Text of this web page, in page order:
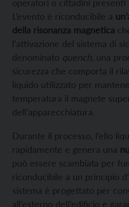
operatori o cittadini presenti
L’evento è riconducibile a
della risonanza magnetica
l’attivazione del sistema di
denominato quench , una
sicurezza che comporta il
liquido utilizzato per
temperatura il magnete
dell’apparecchiatura.
Durante il processo, l’elio
rapidamente e genera una
può essere scambiata per
riconducibile a un principio
sistema è progettato per
all’esterno dell’edificio e